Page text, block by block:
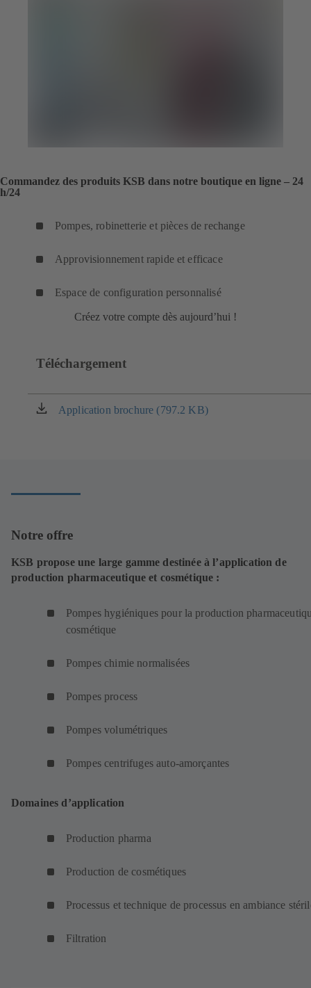
Commandez des produits KSB dans notre boutique en ligne – 24
h/24
Pompes, robinetterie et pièces de rechange
Approvisionnement rapide et efficace
Espace de configuration personnalisé
Créez votre compte dès aujourd’hui !
Téléchargement
Application brochure (797.2 KB)
(s'ouvre
Notre offre
KSB propose une large gamme destinée à l’application de
production pharmaceutique et cosmétique :
Pompes hygiéniques pour la production
cosmétique
Pompes chimie normalisées
Pompes process
Pompes volumétriques
Pompes centrifuges auto-amorçantes
Domaines d’application
Production pharma
Production de cosmétiques
Processus et technique de processus en ambiance
Filtration